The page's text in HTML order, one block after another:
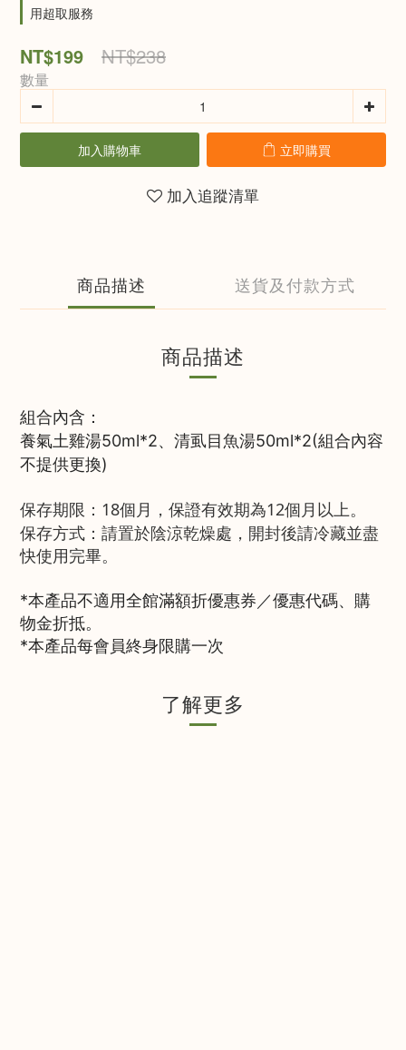
用超取服務
NT$199 NT$238
數量
加入購物車 立即購買
加入追蹤清單
商品描述 送貨及付款方式
商品描述
組合內含：
養氣土雞湯50ml*2、清虱目魚湯50ml*2(組合內容
不提供更換)
保存期限：18個月，保證有效期為12個月以上。
保存方式：請置於陰涼乾燥處，開封後請冷藏並盡
快使用完畢。
*本產品不適用全館滿額折優惠券／優惠代碼、購
物金折抵。
*本產品每會員終身限購一次
了解更多